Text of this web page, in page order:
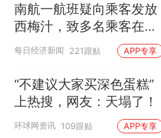
南航一航班疑向乘客发放
西梅汁，致多名乘客在飞
行途中排队上厕所！乘
客：机上100多人只有2个
厕所；客服回应：并非每
架飞机都会发放西梅汁
每日经济新闻 221跟贴 APP专享
“不建议大家买深色蛋糕”
上热搜，网友：天塌了！
环球网资讯 109跟贴 APP专享